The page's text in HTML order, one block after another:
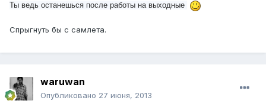
Ты ведь останешься после работы на выходные
Спрыгнуть бы с самлета.
waruwan
Опубликовано 27 июня, 2013